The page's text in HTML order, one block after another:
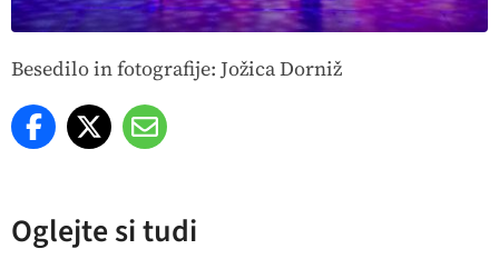
Besedilo in fotografije: Jožica Dorniž
Oglejte si tudi